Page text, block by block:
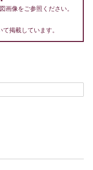
画像をご参照ください。
掲載しています。